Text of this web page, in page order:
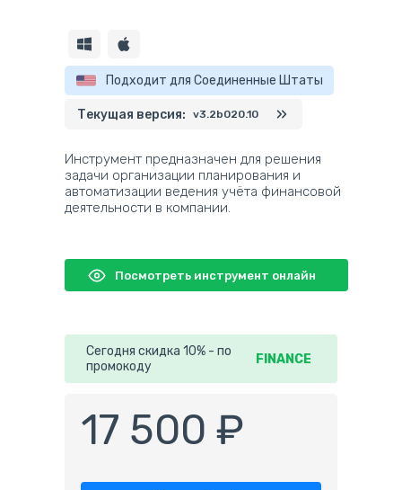
Подходит для Соединенные Штаты
Текущая версия: v3.2b020.10
Инструмент предназначен для решения
задачи организации планирования и
автоматизации ведения учёта финансовой
деятельности в компании.
Посмотреть инструмент онлайн
Сегодня скидка 10% - по
промокоду
FINANCE
17 500 ₽